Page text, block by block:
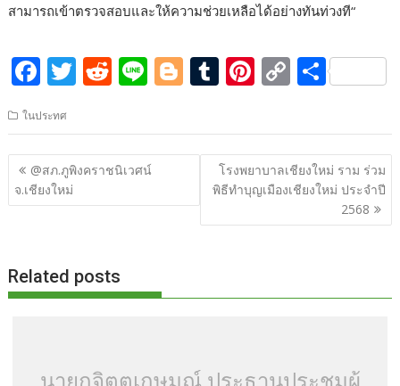
สามารถเข้าตรวจสอบและให้ความช่วยเหลือได้อย่างทันท่วงที“
F
e
b
o
o
T
itt
er
R
d
di
t
Li
e
Bl
g
g
T
m
bl
r
Pi
er
e
st
C
p
y
Li
S
ar
e
ในประทศ
แนะแนว
เรื่อง
@สภ.ภูพิงคราชนิเวศน์
จ.เชียงใหม่
โรงพยาบาลเชียงใหม่ ราม ร่วม
พิธีทำบุญเมืองเชียงใหม่ ประจำปี
2568
Related posts